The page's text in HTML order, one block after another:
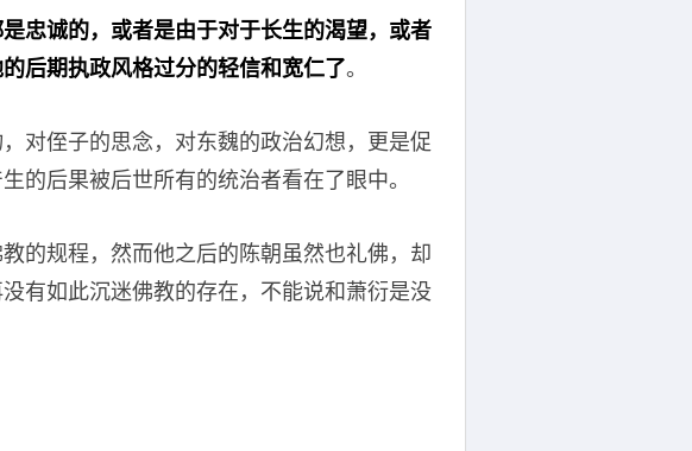
忠诚的，或者是由于对于长生的渴望，或者
后期执政风格过分的轻信和宽仁了。
对侄子的思念，对东魏的政治幻想，更是促
的后果被后世所有的统治者看在了眼中。
的规程，然而他之后的陈朝虽然也礼佛，却
有如此沉迷佛教的存在，不能说和萧衍是没